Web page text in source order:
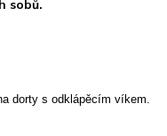
sobů.
dorty s odklápěcím víkem.